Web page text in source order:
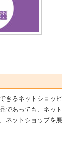
きるネットショッピ
であっても、ネット
ネットショップを展